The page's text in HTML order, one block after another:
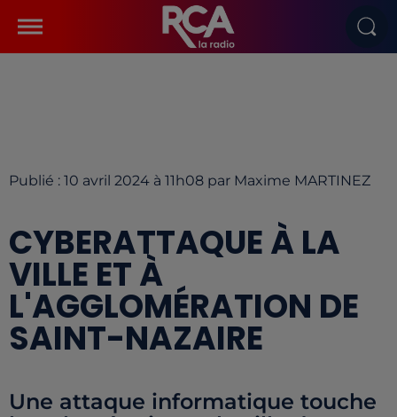
Publié : 10 avril 2024 à 11h08 par Maxime MARTINEZ
CYBERATTAQUE À LA
VILLE ET À
L'AGGLOMÉRATION DE
SAINT-NAZAIRE
Une attaque informatique touche